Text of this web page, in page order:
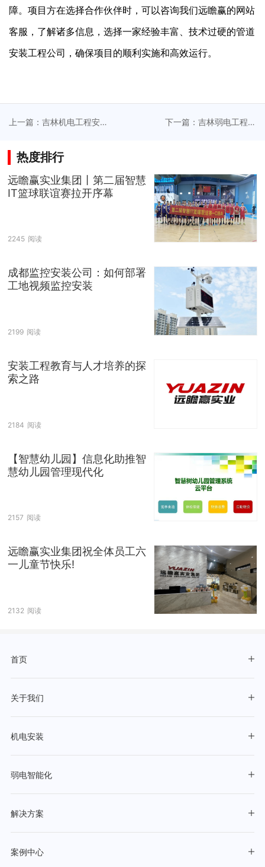
障。项目方在选择合作伙伴时，可以咨询我们远瞻赢的网站
客服，了解诸多信息，选择一家经验丰富、技术过硬的管道
安装工程公司，确保项目的顺利实施和高效运行。
上一篇：吉林机电工程安
化方案
下一篇：吉林弱电工程推
热度排行
远瞻赢实业集团丨第二届智慧
IT篮球联谊赛拉开序幕
2245 阅读
成都监控安装公司：如何部署
工地视频监控安装
2199 阅读
安装工程教育与人才培养的探
索之路
2184 阅读
【智慧幼儿园】信息化助推智
慧幼儿园管理现代化
2157 阅读
远瞻赢实业集团祝全体员工六
一儿童节快乐!
2132 阅读
首页
关于我们
机电安装
弱电智能化
解决方案
案例中心